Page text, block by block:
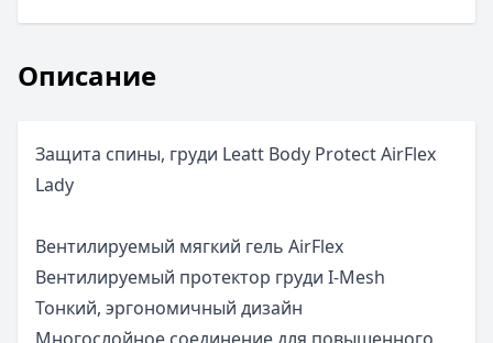
Описание
Защита спины, груди Leatt Body Protect AirFlex
Lady
Вентилируемый мягкий гель AirFlex
Вентилируемый протектор груди I-Mesh
Тонкий, эргономичный дизайн